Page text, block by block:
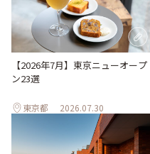
【2026年7月】東京ニューオープ
ン23選
東京都 2026.07.30